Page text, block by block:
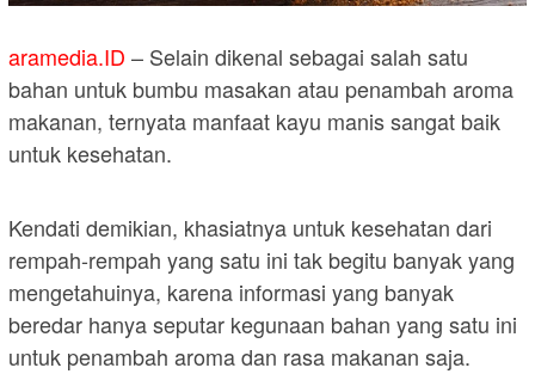
aramedia.ID – Selain dikenal sebagai salah satu
bahan untuk bumbu masakan atau penambah aroma
makanan, ternyata manfaat kayu manis sangat baik
untuk kesehatan.
Kendati demikian, khasiatnya untuk kesehatan dari
rempah-rempah yang satu ini tak begitu banyak yang
mengetahuinya, karena informasi yang banyak
beredar hanya seputar kegunaan bahan yang satu ini
untuk penambah aroma dan rasa makanan saja.